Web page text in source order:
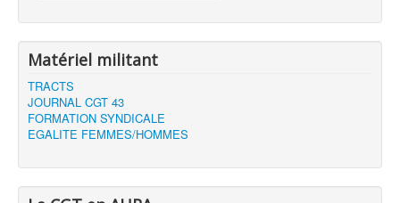
Matériel militant
TRACTS
JOURNAL CGT 43
FORMATION SYNDICALE
EGALITE FEMMES/HOMMES